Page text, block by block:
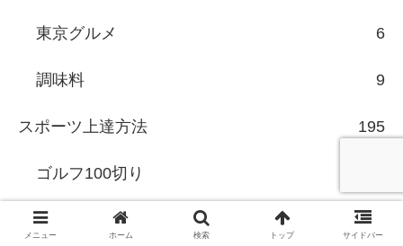
東京グルメ 6
調味料 9
スポーツ上達方法 195
ゴルフ100切り
スキー検定1級 39
メニュー ホーム 検索 トップ サイドバー